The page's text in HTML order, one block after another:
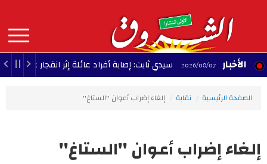
contenu
principal
MAIN
NAVIGATION الأخبار 09:01 - 2026/ سيدي ثابت: إصابة أفراد عائلة إثر انفجار غاز داخل منزل
الصفحة الرئيسية نقابة إلغاء إضراب أعوان ''الستاغ''
إلغاء إضراب أعوان ''الستاغ''